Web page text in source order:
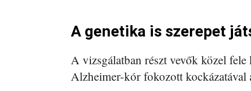
A genetika is szerepet
A vizsgálatban részt vevők közel fele
Alzheimer-kór fokozott kockázatával